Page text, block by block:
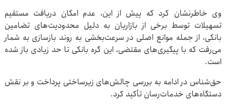
وی خاطرنشان کرد که پیش از این، عدم امکان دریافت مستقیم
تسهیلات توسط برخی از بازاریان به دلیل محدودیت‌های تضامین
بانکی، از جمله موانع اصلی در سرعت‌بخشی به روند بازسازی به شمار
می‌رفت که با پیگیری‌های مقتضی، این گره بانکی تا حد زیادی باز شده
است.
حق‌شناس در ادامه به بررسی چالش‌های زیرساختی پرداخت و بر نقش
دستگاه‌های خدمات‌رسان تأکید کرد.